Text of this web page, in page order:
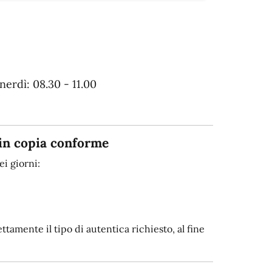
08.30 - 11.00
copia conforme
giorni:
il tipo di autentica richiesto, al fine